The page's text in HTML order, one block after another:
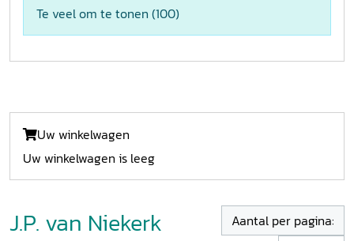
Te veel om te tonen (100)
Uw winkelwagen
Uw winkelwagen is leeg
J.P. van Niekerk Aantal per pagina: